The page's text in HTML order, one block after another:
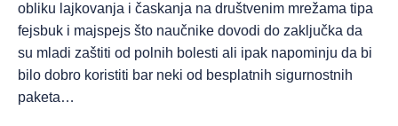
obliku lajkovanja i časkanja na društvenim mrežama tipa
fejsbuk i majspejs što naučnike dovodi do zaključka da
su mladi zaštiti od polnih bolesti ali ipak napominju da bi
bilo dobro koristiti bar neki od besplatnih sigurnostnih
paketa…